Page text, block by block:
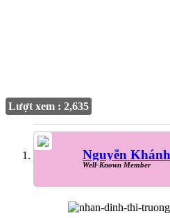
Lượt xem : 2,635
Nguyễn
Well-Known Member